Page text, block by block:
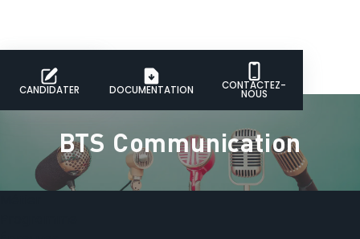
CANDIDATER DOCUMENTATION CONTACTEZ-
NOUS
BTS Communication